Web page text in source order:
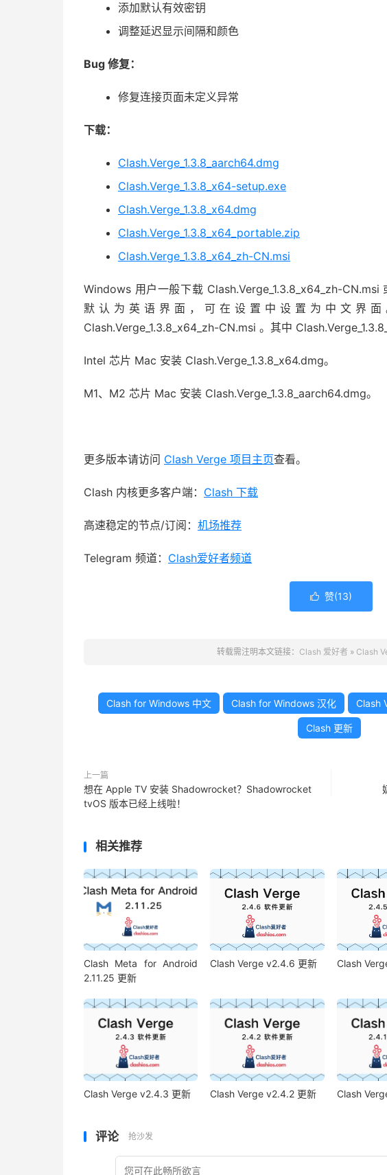
添加默认有效密钥
调整延迟显示间隔和颜色
Bug 修复：
修复连接页面未定义异常
下载：
Clash.Verge_1.3.8_aarch64.dmg
Clash.Verge_1.3.8_x64-setup.exe
Clash.Verge_1.3.8_x64.dmg
Clash.Verge_1.3.8_x64_portable.zip
Clash.Verge_1.3.8_x64_zh-CN.msi
Windows 用户一般下载 Clash.Verge_1.3.8_x64_zh-CN.msi
默认为英语界面，可在设置中设置为中文界
Clash.Verge_1.3.8_x64_zh-CN.msi 。其中
Intel 芯片 Mac 安装 Clash.Verge_1.3.8_x64.dmg。
M1、M2 芯片 Mac 安装 Clash.Verge_1.3.8_aarch64.dmg。
更多版本请访问 Clash Verge 项目主页查看。
Clash 内核更多客户端： Clash 下载
高速稳定的节点/订阅： 机场推荐
Telegram 频道： Clash爱好者频道
 赞(13)
转载需注明本文链接： Clash 爱好者 » Clash
Clash for Windows 中文 Clash for Windows 汉化 Clash
Clash 更新
上一篇
想在 Apple TV 安装 Shadowrocket？Shadowrocket
tvOS 版本已经上线啦！
相关推荐
Clash Meta for Android
2.11.25 更新
Clash Verge v2.4.6 更新 Clash
Clash Verge v2.4.3 更新 Clash Verge v2.4.2 更新 Clash
评论 抢沙发